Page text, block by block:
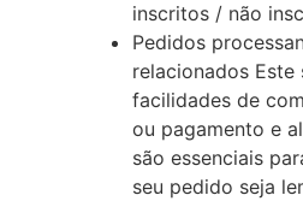
inscritos / não
Pedidos
relacionados
facilidades de
ou pagamento e
são essenciais
seu pedido seja